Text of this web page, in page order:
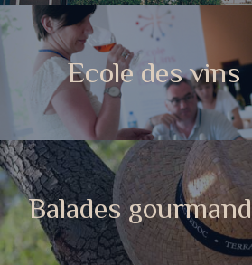
Ecole des vins
Balades